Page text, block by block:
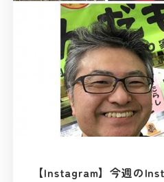
【Instagram】今週の